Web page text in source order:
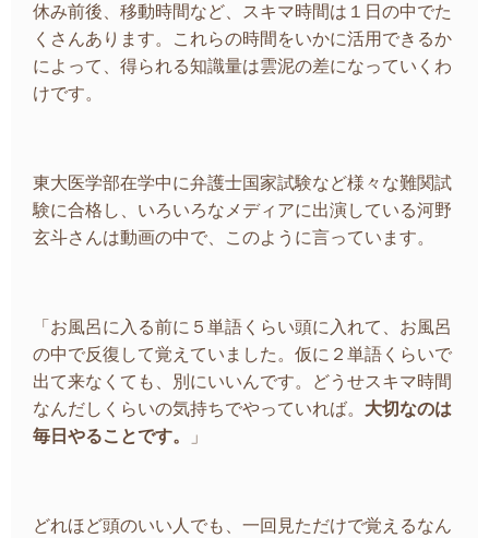
休み前後、移動時間など、スキマ時間は１日の中でた
くさんあります。これらの時間をいかに活用できるか
によって、得られる知識量は雲泥の差になっていくわ
けです。
東大医学部在学中に弁護士国家試験など様々な難関試
験に合格し、いろいろなメディアに出演している河野
玄斗さんは動画の中で、このように言っています。
「お風呂に入る前に５単語くらい頭に入れて、お風呂
の中で反復して覚えていました。仮に２単語くらいで
出て来なくても、別にいいんです。どうせスキマ時間
なんだしくらいの気持ちでやっていれば。 大切なのは
毎日やることです。
」
どれほど頭のいい人でも、一回見ただけで覚えるなん